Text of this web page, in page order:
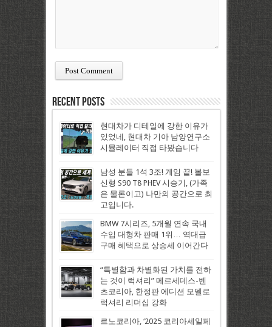
Recent Posts
현대차가 디테일에 강한 이유가
있었네, 현대차 기아 남양연구소
시뮬레이터 직접 타봤습니다
남성 분들 1석 3조! 게임 끝! 볼보
신형 S90 T8 PHEV 시승기, (가족
은 물론이고) 나만의 공간으로 최
고입니다.
BMW 7시리즈, 5개월 연속 국내
수입 대형차 판매 1위… 역대급
구매 혜택으로 상승세 이어간다
“특별함과 차별화된 가치를 전하
는 것이 럭셔리” 메르세데스-벤
츠코리아, 한정판 에디션 모델로
럭셔리 리더십 강화
르노코리아, ‘2025 코리아세일페